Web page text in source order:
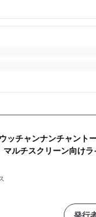
ッチャンナンチャント
ルチスクリーン向けラ